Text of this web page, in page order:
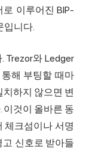
이루어진 BIP-
입니다.
Trezor와 Ledger
해 부팅할 때마
하지 않으면 변
이것이 올바른 동
체크섬이나 서명
신호로 받아들